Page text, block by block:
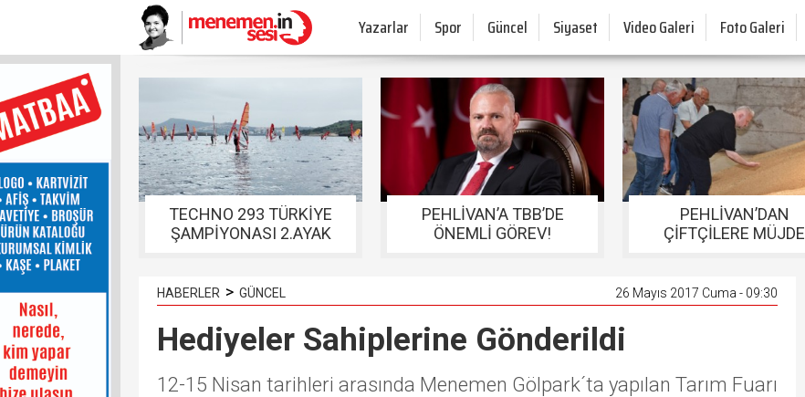
Yazarlar Spor Güncel Siyaset Video Galeri Foto Galeri
TECHNO 293 TÜRKİYE
ŞAMPİYONASI 2.AYAK
PEHLİVAN’A TBB’DE
ÖNEMLİ GÖREV!
PEHLİVAN’DAN
ÇİFTÇİLERE MÜJDE
HABERLER > GÜNCEL 26 Mayıs 2017 Cuma - 09:30
Hediyeler Sahiplerine Gönderildi
12-15 Nisan tarihleri arasında Menemen Gölpark´ta yapılan Tarım Fuarı